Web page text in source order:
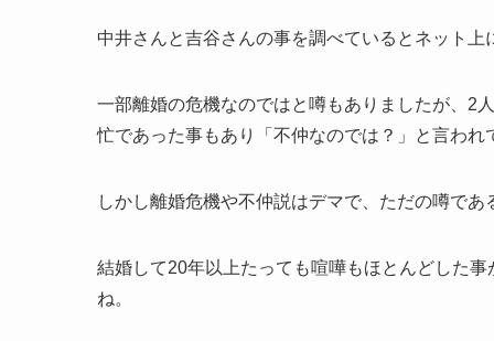
中井さんと吉谷さんの事を調べているとネット上
一部離婚の危機なのではと噂もありましたが、2
忙であった事もあり「不仲なのでは？」と言われ
しかし離婚危機や不仲説はデマで、ただの噂で
結婚して20年以上たっても喧嘩もほとんどした
ね。